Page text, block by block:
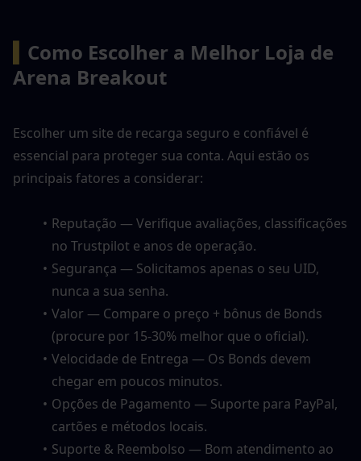
Como Escolher a Melhor Loja de
Arena Breakout
Escolher um site de recarga seguro e confiável é
essencial para proteger sua conta. Aqui estão os
principais fatores a considerar:
Reputação — Verifique avaliações, classificações
no Trustpilot e anos de operação.
Segurança — Solicitamos apenas o seu UID,
nunca a sua senha.
Valor — Compare o preço + bônus de Bonds
(procure por 15-30% melhor que o oficial).
Velocidade de Entrega — Os Bonds devem
chegar em poucos minutos.
Opções de Pagamento — Suporte para PayPal,
cartões e métodos locais.
Suporte & Reembolso — Bom atendimento ao